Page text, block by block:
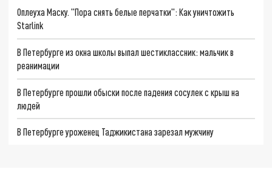
Оплеуха Маску. "Пора снять белые перчатки": Как уничтожить
Starlink
В Петербурге из окна школы выпал шестиклассник: мальчик в
реанимации
В Петербурге прошли обыски после падения сосулек с крыш на
людей
В Петербурге уроженец Таджикистана зарезал мужчину